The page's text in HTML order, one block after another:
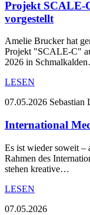
Projekt SCALE-
vorgestellt
Amelie Brucker hat
Projekt "SCALE-C"
2026 in
LESEN
07.05.2026 Sebastian
International
Es ist wieder soweit –
Rahmen des
stehen kreative…
LESEN
07.05.2026